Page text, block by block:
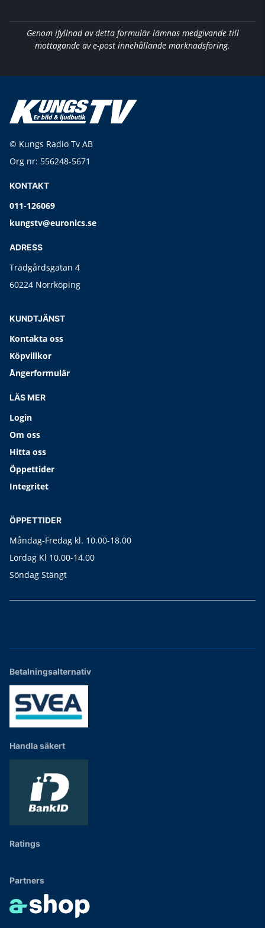
Genom ifyllnad av detta formulär lämnas medgivande till
mottagande av e-post innehållande marknadsföring.
© Kungs Radio Tv AB
Org nr: 556248-5671
KONTAKT
011-126069
kungstv@euronics.se
ADRESS
Trädgårdsgatan 4
60224 Norrköping
KUNDTJÄNST
Kontakta oss
Köpvillkor
Ångerformulär
LÄS MER
Login
Om oss
Hitta oss
Öppettider
Integritet
ÖPPETTIDER
Måndag-Fredag kl. 10.00-18.00
Lördag Kl 10.00-14.00
Söndag Stängt
Betalningsalternativ
Handla säkert
Ratings
Partners